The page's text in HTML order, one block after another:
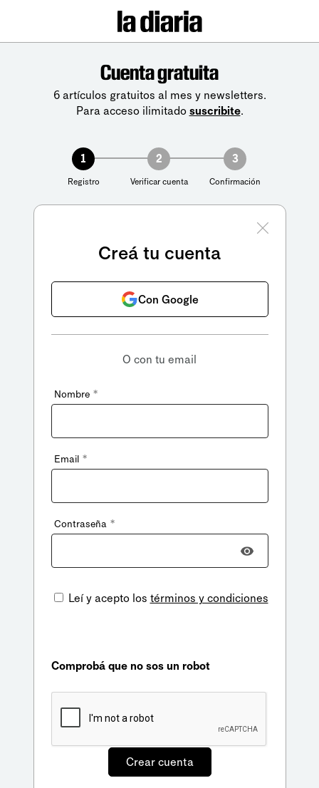
Cuenta gratuita
6 artículos gratuitos al mes y newsletters.
Para acceso ilimitado suscribite.
1
Registro
2
Verificar cuenta
3
Confirmación
Creá tu cuenta
Con Google
O con tu email
Nombre *
Email *
Contraseña *
Leí y acepto los términos y condiciones
Comprobá que no sos un robot